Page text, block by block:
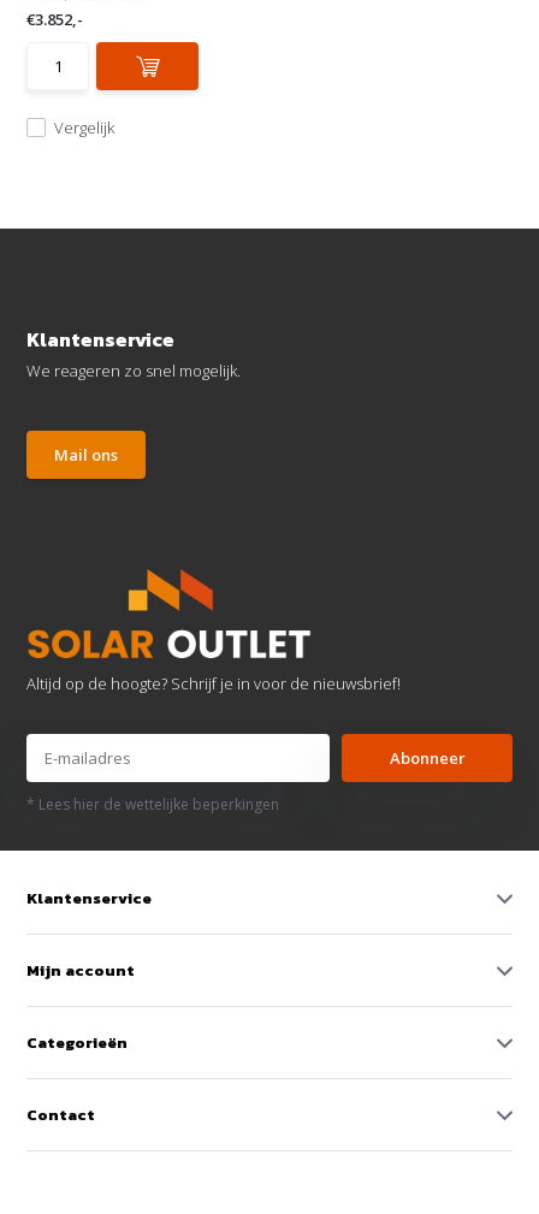
Vergelijk
€3.852,-
Klantenservice
We reageren zo snel mogelijk.
Mail ons
Altijd op de hoogte? Schrijf je in voor de nieuwsbrief!
Abonneer
* Lees hier de wettelijke beperkingen
Klantenservice
Mijn account
Categorieën
Contact